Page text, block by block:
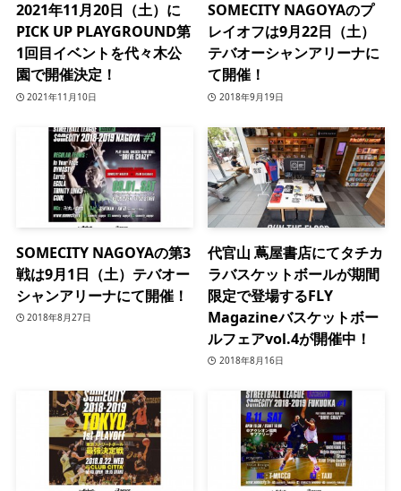
2021年11月20日（土）に
PICK UP PLAYGROUND第
1回目イベントを代々木公
園で開催決定！
2021年11月10日
SOMECITY NAGOYAのプ
レイオフは9月22日（土）
テバオーシャンアリーナに
て開催！
2018年9月19日
SOMECITY NAGOYAの第3
戦は9月1日（土）テバオー
シャンアリーナにて開催！
2018年8月27日
代官山 蔦屋書店にてタチカ
ラバスケットボールが期間
限定で登場するFLY
Magazineバスケットボー
ルフェアvol.4が開催中！
2018年8月16日